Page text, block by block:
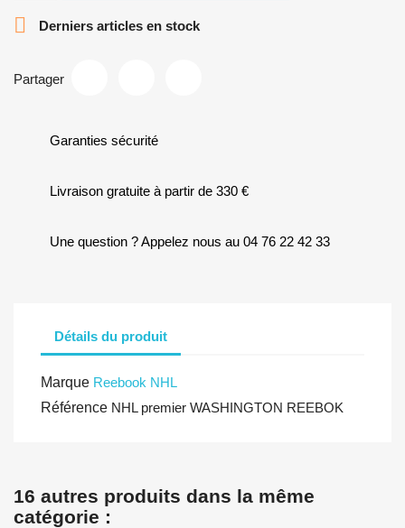
 Derniers articles en stock
Partager
Garanties sécurité
Livraison gratuite à partir de 330 €
Une question ? Appelez nous au 04 76 22 42 33
Détails du produit
Marque Reebook NHL
Référence NHL premier WASHINGTON REEBOK
16 autres produits dans la même
catégorie :